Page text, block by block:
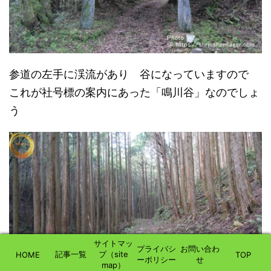
参道の左手に渓流があり 谷になっていますので
これが社号標の案内にあった「鳴川谷」なのでしょ
う
HOME 記事一覧
サイトマッ
プ（site
map）
プライバシ
ーポリシー
お問い合わ
せ
TOP